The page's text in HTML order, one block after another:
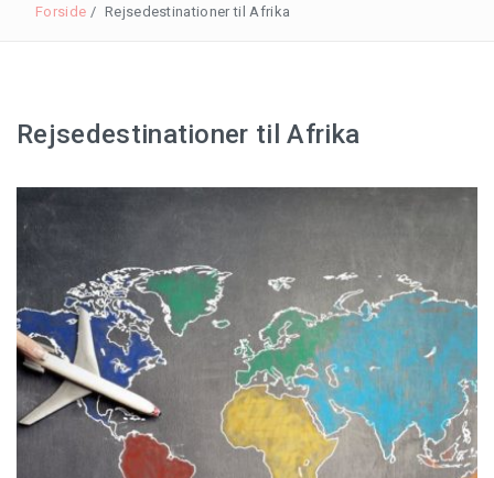
Tøj til safari
Safari udstyr
Kenya
Rejser til Kenya
Safari Kenya
Sydafrika
Forside / Rejsedestinationer til Afrika
Rejsedestinationer til Afrika